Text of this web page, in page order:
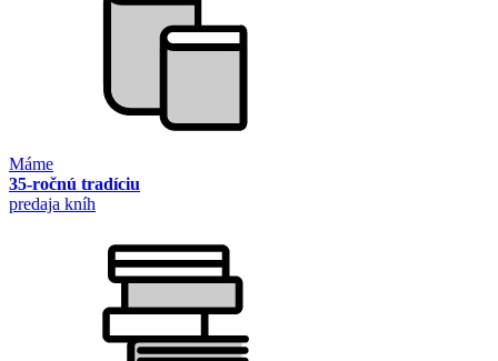
Máme
35-ročnú tradíciu
predaja kníh